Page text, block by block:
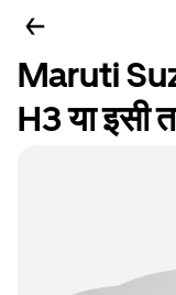
Maruti
H3 या इसी